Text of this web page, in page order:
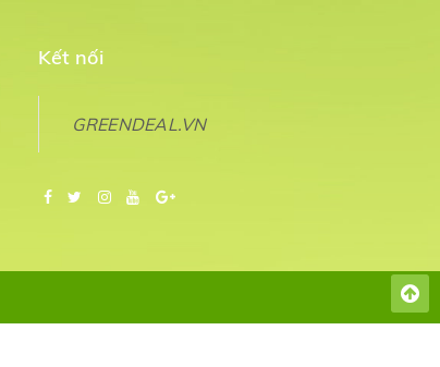
Kết nối
GREENDEAL.VN